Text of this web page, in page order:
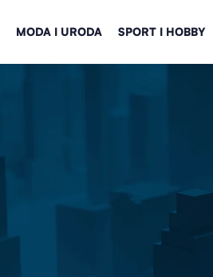
MODA I URODA SPORT I HOBBY